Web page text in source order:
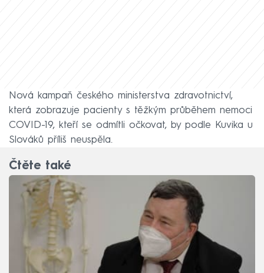
Nová kampaň českého ministerstva zdravotnictví,
která zobrazuje pacienty s těžkým průběhem nemoci
COVID-19, kteří se odmítli očkovat, by podle Kuvika u
Slováků příliš neuspěla.
Čtěte také